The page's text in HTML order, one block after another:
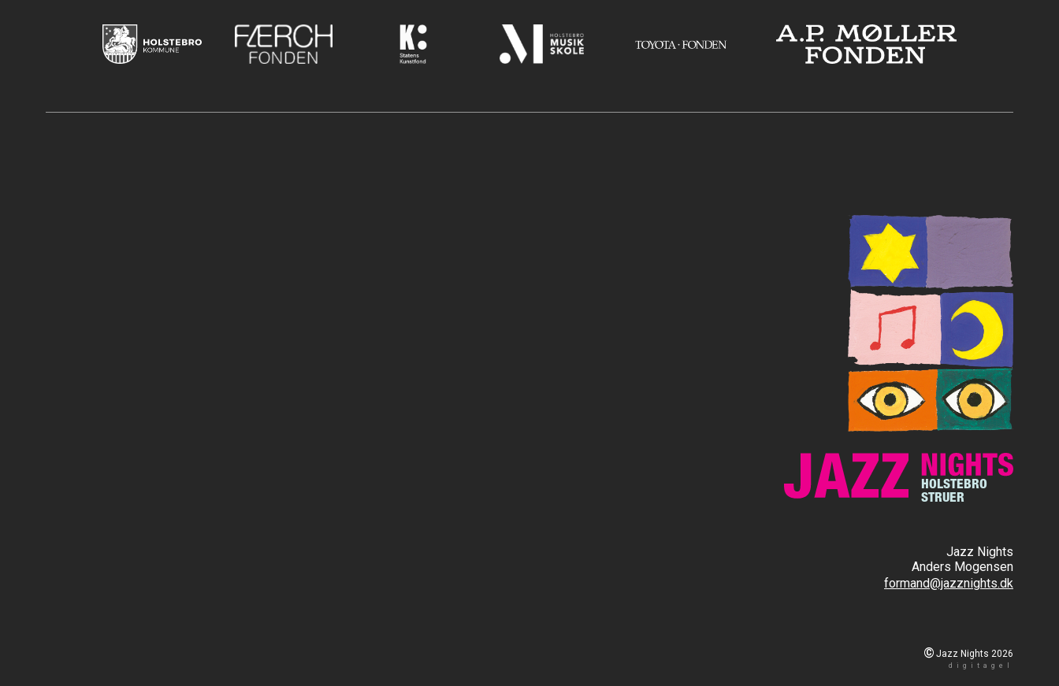
HOLSTEBRO
STRUER
Jazz Nights
Anders Mogensen
formand@jazznights.dk
© Jazz Nights 2026
digitagel